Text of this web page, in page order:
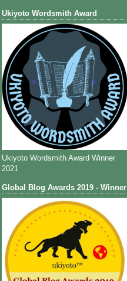
Ukiyoto Wordsmith Award
Ukiyoto Wordsmith Award Winner
2021
Global Blog Awards 2019 - Winner